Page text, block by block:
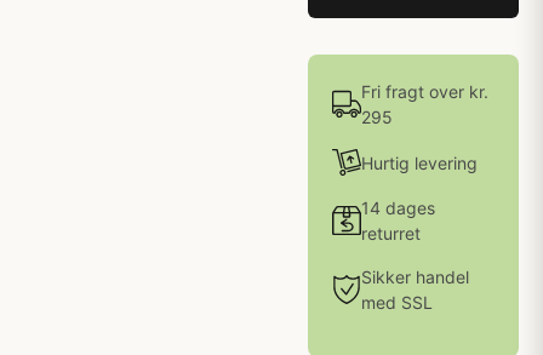
Fri fragt over kr.
295
Hurtig levering
14 dages
returret
Sikker handel
med SSL